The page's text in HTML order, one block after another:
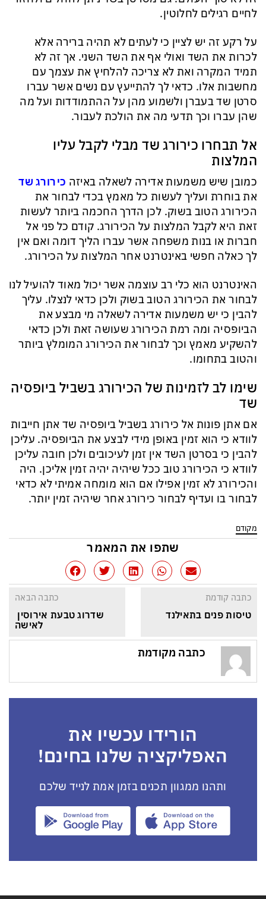
לחיים רגילים לחלוטין.
על רקע זה יש לציין כי לעתים לא תהיה ברירה אלא
לכרות את השד ואולי אף את השד השני. אך זה לא
תמיד המקרה ואת לא צריכה להלחיץ את עצמך עם
מחשבות אלו. כדאי לך להתייעץ עם נשים אשר עברו
סרטן שד בעברן ולשמוע מהן על ההתמודדות ועל מה
שהן עברו וכך תדעי מה את הולכת לעבור.
אל תבחרו כירורג שד מבלי לקבל עליו
המלצות
כמובן שיש משמעות אדירה לשאלה באיזה כירורג שד
את בוחרת ועליך לעשות כל מאמץ בכדי לבחור את
הכירורג הטוב בשוק. לכן הדרך החכמה ביותר לעשות
זאת היא לקבל המלצות על הכירורג. קודם כל פני אל
חברות או בנות משפחה אשר עברו הליך דומה ואם אין
לך כאלה חפשי באינטרנט אחר המלצות על הכירורג.
האינטרנט הוא כלי רב עוצמה אשר יכול מאוד להועיל לנו
לבחור את הכירורג הטוב בשוק ולכן כדאי לנצלו. עליך
להבין כי יש משמעות אדירה לשאלה מי מבצע את
הביופסיה ומה רמת הכירורג שעושה זאת ולכן כדאי
להשקיע מאמץ וכך לבחור את הכירורג המומלץ ביותר
והטוב בתחומו.
שימו לב לזמינות של הכירורג בשביל ביופסיה
שד
אם אתן פונות אל כירורג בשביל ביופסיה שד אתן חייבות
לוודא כי הוא זמין באופן מידי לבצע את הביופסיה. עליכן
להבין כי בסרטן השד אין זמן לעיכובים ולכן חובה עליכן
לוודא כי הכירורג טוב ככל שיהיה יהיה זמין אליכן. היה
והכירורג לא זמין אפילו אם הוא מומחה אמיתי לא כדאי
לבחור בו ועדיף לבחור כירורג אחר שיהיה זמין יותר.
מקודם
שתפו את המאמר
כתבה קודמת
טיסות פנים בתאילנד
כתבה הבאה
שדרוג טבעת אירוסין
לאישה
כתבה מקודמת
הורידו עכשיו את
האפליקציה שלנו בחינם!
ותהנו ממגוון תכנים בזמן אמת לנייד שלכם